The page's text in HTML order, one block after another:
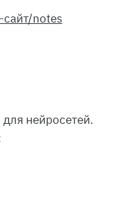
notes
нейросетей.